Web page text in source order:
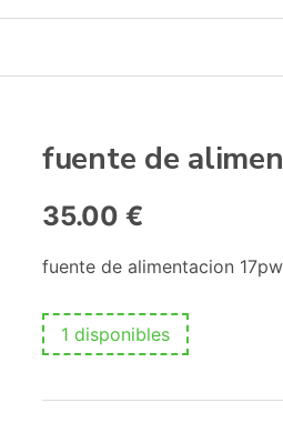
fuente de
35.00 €
fuente de alimentacion
1 disponibles